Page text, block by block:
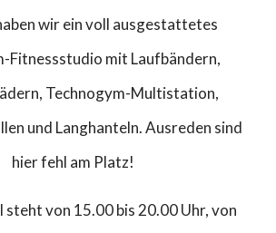
wir ein voll ausgestattetes
Fitnessstudio mit Laufbändern,
Technogym-Multistation,
und Langhanteln. Ausreden sind
hier fehl am Platz!
von 15.00 bis 20.00 Uhr, von